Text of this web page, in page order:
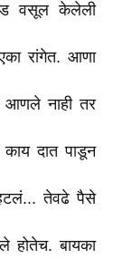
वसूल केलेली
रांगेत. आणा
आणले नाही तर
काय दात पाडून
तेवढे पैसे
होतेच. बायका